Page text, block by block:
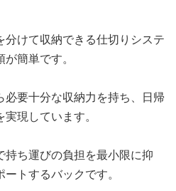
分けて収納できる仕切りシステ
簡単です。
必要十分な収納力を持ち、日帰
現しています。
ち運びの負担を最小限に抑
トするバックです。